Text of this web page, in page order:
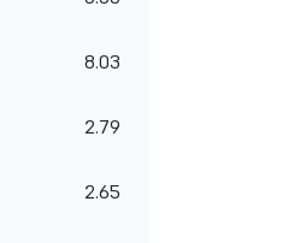
8.03
2.79
2.65